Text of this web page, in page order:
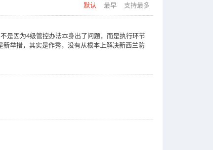
默认 最早 支持最多
是因为4级管控办法本身出了问题，而是执行环节
举措，其实是作秀，没有从根本上解决新西兰防